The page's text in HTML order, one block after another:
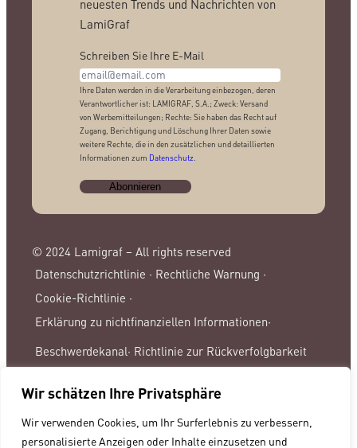
Wir schätzen Ihre Privatsphäre
Wir verwenden Cookies, um Ihr Surferlebnis zu verbessern,
personalisierte Anzeigen oder Inhalte einzusetzen und
neuesten Trends und Nachrichten von
LamiGraf
Schreiben Sie Ihre E-Mail
Ihre Daten werden in die Verarbeitung einbezogen, deren
Verantwortlicher ist: LAMIGRAF, S.A.; Zweck: Versand
von Werbemitteilungen; Rechte: Sie haben das Recht auf
Zugang, Berichtigung und Löschung Ihrer Daten sowie
weitere Rechte, die in den zusätzlichen und detaillierten
Informationen zum Datenschutz
© 2024 Lamigraf – All rights reserved
Datenschutzrichtlinie · Rechtliche Warnung ·
Cookie-Richtlinie ·
Erklärung zu nichtfinanziellen Informationen·
Beschwerdekanal· Richtlinie zur Rückverfolgbarkeit